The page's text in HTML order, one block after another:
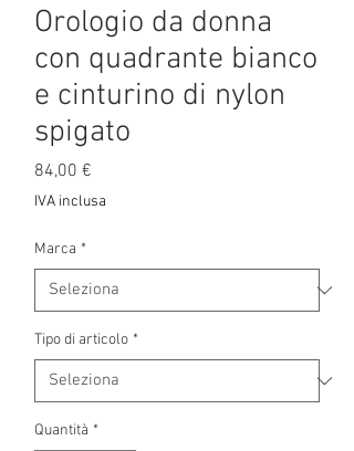
Orologio da donna
con quadrante bianco
e cinturino di nylon
spigato
84,00 €
IVA inclusa
Marca *
Tipo di articolo *
Quantità *